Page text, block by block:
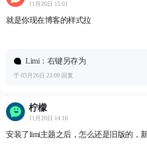
11月20日 15:01
就是你现在博客的样式拉
Limi：右键另存为
于 05月26日 23:09 回复
柠檬
11月20日 14:16
安装了limi主题之后，怎么还是旧版的，